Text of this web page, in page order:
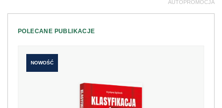
AUTOPROMOCJA
POLECANE PUBLIKACJE
NOWOŚĆ